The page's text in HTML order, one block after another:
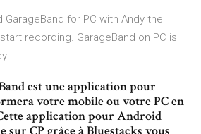
GarageBand for PC with Andy the
recording. GarageBand on PC is
est une application pour
votre mobile ou votre PC en
application pour Android